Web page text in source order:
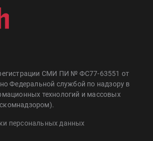
СМИ ПИ № ФС77-63551 от
Федеральной службой по надзору в
технологий и массовых
персональных данных